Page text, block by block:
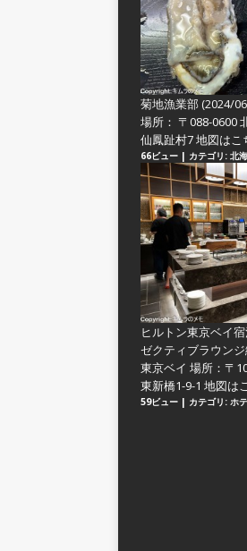
菊地漁業部 (2024/
場所： 〒088-0600
仙鳳趾村7 地図はこ
66ビュー | カテゴリ: 北
ヒルトン東京ベイ
ゼクティブラウン
東京ベイ 場所：〒
東新橋1-9-1 地図は
59ビュー | カテゴリ: ホ